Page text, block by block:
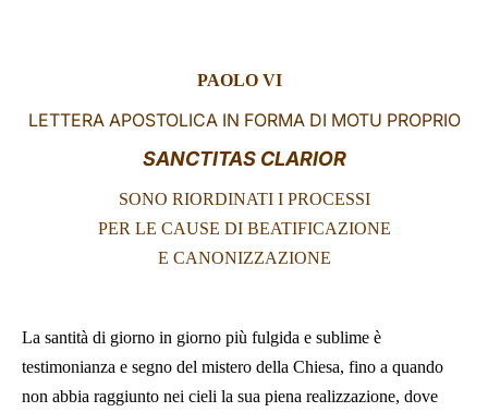
LATINE
PAOLO VI
LETTERA APOSTOLICA IN FORMA DI MOTU PROPRIO
SANCTITAS CLARIOR
SONO RIORDINATI I PROCESSI
PER LE CAUSE DI BEATIFICAZIONE
E CANONIZZAZIONE
La santità di giorno in giorno più fulgida e sublime è
testimonianza e segno del mistero della Chiesa, fino a quando
non abbia raggiunto nei cieli la sua piena realizzazione, dove